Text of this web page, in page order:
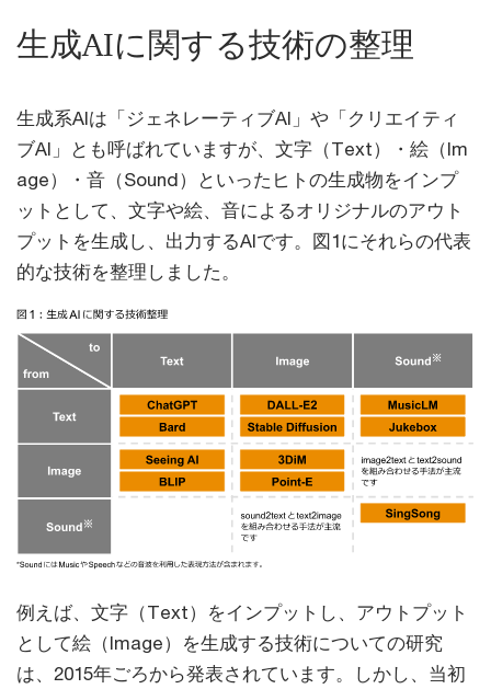
生成AIに関する技術の整理
生成系AIは「ジェネレーティブAI」や「クリエイティ
ブAI」とも呼ばれていますが、文字（Text）・絵（Im
age）・音（Sound）といったヒトの生成物をインプ
ットとして、文字や絵、音によるオリジナルのアウト
プットを生成し、出力するAIです。図1にそれらの代表
的な技術を整理しました。
例えば、文字（Text）をインプットし、アウトプット
として絵（Image）を生成する技術についての研究
は、2015年ごろから発表されています。しかし、当初